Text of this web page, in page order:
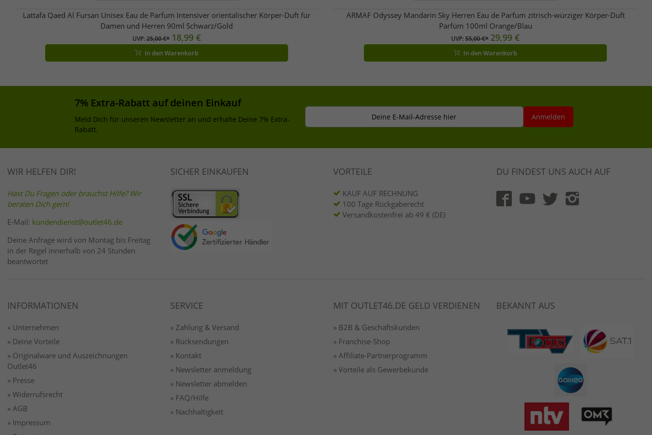
Lattafa Qaed Al Fursan Unisex Eau de Parfum Intensiver orientalischer Körper-Duft für
Damen und Herren 90ml Schwarz/Gold
UVP:25,00 €* 18,99 €
In den Warenkorb
ARMAF Odyssey Mandarin Sky Herren Eau de Parfum zitrisch-würziger Körper-Duft
Parfüm 100ml Orange/Blau
UVP:55,00 €* 29,99 €
In den Warenkorb
7% Extra-Rabatt auf deinen Einkauf
Meld Dich für unseren Newsletter an und erhalte Deine 7% Extra-
Rabatt.
Deine E-Mail-Adresse hier Anmelden
WIR HELFEN DIR!
Hast Du Fragen oder brauchst Hilfe? Wir
beraten Dich gern!
E-Mail: kundendienst@outlet46.de
Deine Anfrage wird von Montag bis Freitag
in der Regel innerhalb von 24 Stunden
beantwortet
SICHER EINKAUFEN VORTEILE
KAUF AUF RECHNUNG
100 Tage Rückgaberecht
Versandkostenfrei ab 49 € (DE)
DU FINDEST UNS AUCH AUF
INFORMATIONEN
» Unternehmen
» Deine Vorteile
» Originalware und Auszeichnungen
Outlet46
» Presse
» Widerrufsrecht
» AGB
» Impressum
SERVICE
» Zahlung & Versand
» Rücksendungen
» Kontakt
» Newsletter anmeldung
» Newsletter abmelden
» FAQ/Hilfe
» Nachhaltigkeit
MIT OUTLET46.DE GELD VERDIENEN
» B2B & Geschäftskunden
» Franchise-Shop
» Affiliate-Partnerprogramm
» Vorteile als Gewerbekunde
BEKANNT AUS